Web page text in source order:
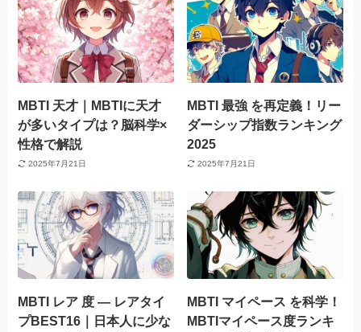
MBTI 天才｜MBTIに天才
が多いタイプは？脳科学×
性格で解説
2025年7月21日
MBTI 最強 を再定義！リー
ダーシップ指数ランキング
2025
2025年7月21日
MBTI レア 度 — レアタイ
プBEST16｜日本人に少な
MBTI マイペース を科学！
MBTIマイペース度ランキ